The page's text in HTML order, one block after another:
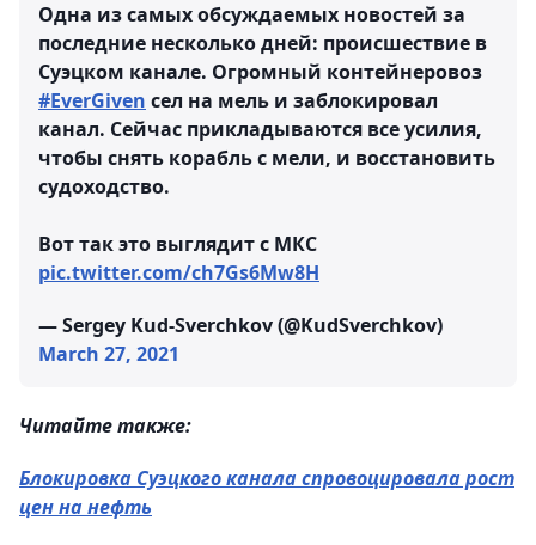
Одна из самых обсуждаемых новостей за
последние несколько дней: происшествие в
Суэцком канале. Огромный контейнеровоз
#EverGiven сел на мель и заблокировал
канал. Сейчас прикладываются все усилия,
чтобы снять корабль с мели, и восстановить
судоходство.
Вот так это выглядит с МКС
pic.twitter.com/ch7Gs6Mw8H
— Sergey Kud-Sverchkov (@KudSverchkov)
March 27, 2021
Читайте также:
Блокировка Суэцкого канала спровоцировала рост
цен на нефть